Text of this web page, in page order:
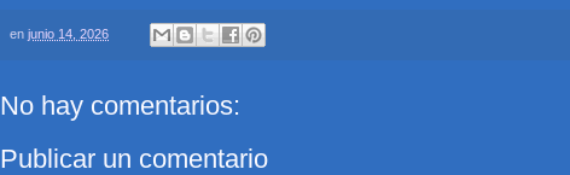
en junio 14, 2026
No hay comentarios:
Publicar un comentario